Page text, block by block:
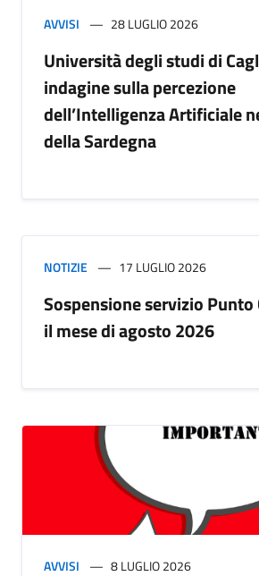
AVVISI 28 LUGLIO 2026
Università degli studi di
indagine sulla percezione
dell’Intelligenza Artificiale
della Sardegna
NOTIZIE 17 LUGLIO 2026
Sospensione servizio
il mese di agosto 2026
AVVISI 8 LUGLIO 2026